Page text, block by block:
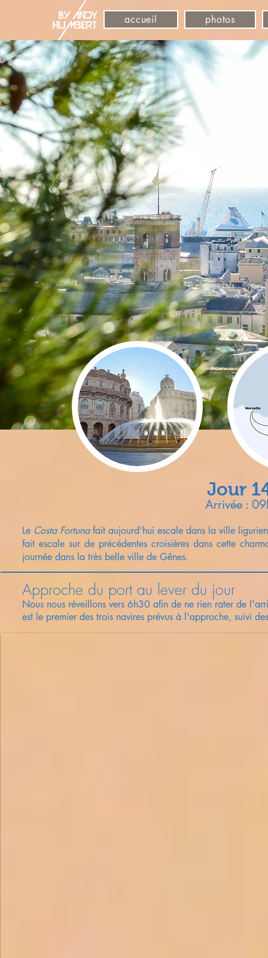
accueil photos
Jour
Arrivée :
Le Costa Fortunafait aujourd'hui escale dans la ville
fait escale sur de précédentes croisières dans cette
journée dans la très belle ville de Gênes.
Approche du port au lever du jour
Nous nous réveillons vers 6h30 afin de ne rien rater de
est le premier des trois navires prévus à l'approche, suivi